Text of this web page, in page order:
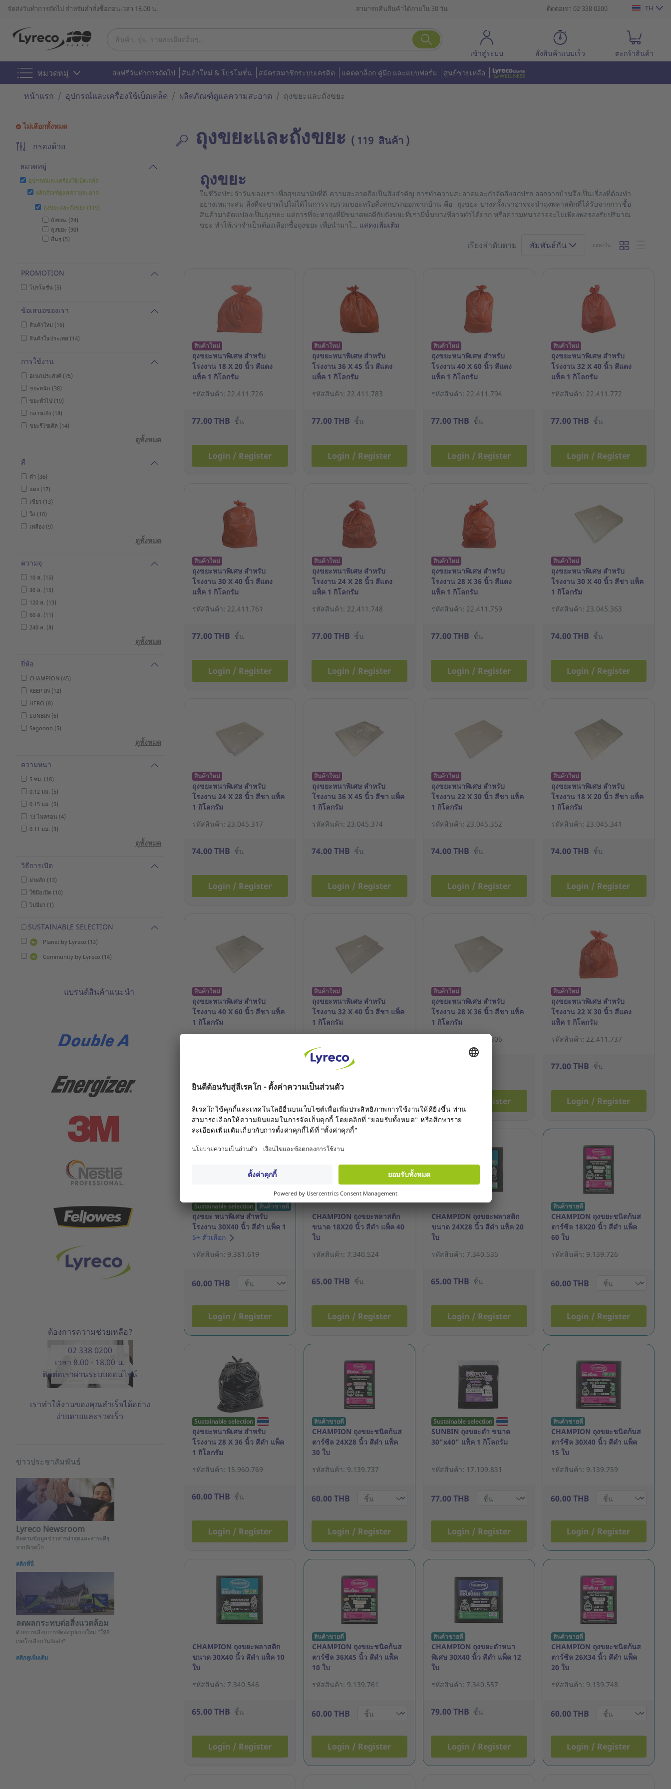
จัดส่งวันทำการถัดไป สำหรับคำสั่งซื้อก่อนเวลา 18.00 น. สามารถคืนสินค้าได้ภายใน 30 วัน ติดต่อเรา 02 338 0200 TH
เข้าสู่ระบบ สั่งสินค้าแบบเร็ว ตะกร้าสินค้า
หมวดหมู่ ส่งฟรีวันทำการถัดไป สินค้าใหม่ & โปรโมชั่น สมัครสมาชิกระบบเครดิต แคตตาล็อก คู่มือ และแบบฟอร์ม ศูนย์ช่วยเหลือ
หน้าแรก อุปกรณ์และเครื่องใช้เบ็ดเตล็ด ผลิตภัณฑ์ดูแลความสะอาด ถุงขยะและถังขยะ
ไม่เลือกทั้งหมด
กรองด้วย
หมวดหมู่
อุปกรณ์และเครื่องใช้เบ็ดเตล็ด
ผลิตภัณฑ์ดูแลความสะอาด
ถุงขยะและถังขยะ (119)
ถังขยะ (24)
ถุงขยะ (90)
อื่นๆ (5)
PROMOTION
โปรโมชั่น (5)
ข้อเสนอของเรา
สินค้าใหม่ (16)
สินค้าในประเทศ (14)
การใช้งาน
อเนกประสงค์ (75)
ขยะหนัก (38)
ขยะทั่วไป (19)
กลางแจ้ง (18)
ขยะรีไซเคิล (14)
ดูทั้งหมด
สี
ดำ (36)
แดง (17)
เขียว (13)
ใส (10)
เหลือง (9)
ดูทั้งหมด
ความจุ
10 ล. (15)
30 ล. (15)
120 ล. (13)
60 ล. (11)
240 ล. (8)
ดูทั้งหมด
ยี่ห้อ
CHAMPION (45)
KEEP IN (12)
HERO (8)
SUNBIN (6)
Sagoono (5)
ดูทั้งหมด
ความหนา
5 ซม. (18)
0.12 มม. (5)
0.15 มม. (5)
13 ไมครอน (4)
0.11 มม. (3)
ดูทั้งหมด
วิธีการเปิด
ฝาผลัก (13)
ใช้มือเปิด (10)
ไม่มีฝา (1)
SUSTAINABLE SELECTION
Planet by Lyreco (13)
Community by Lyreco (14)
แบรนด์สินค้าแนะนำ
ต้องการความช่วยเหลือ?
02 338 0200
เวลา 8.00 - 18.00 น.
ติดต่อเราผ่านระบบออนไลน์
เราทำให้งานของคุณสำเร็จได้อย่าง
ง่ายดายและรวดเร็ว
ข่าวประชาสัมพันธ์
Lyreco Newsroom
ติดตามข้อมูลข่าวสารล่าสุดและสาระดีๆ
จากลีเรคโก
คลิกที่นี่
ลดผลกระทบต่อสิ่งแวดล้อม
ด้วยการเลือกการจัดส่งรูปแบบใหม่ "ให้ลี
เรคโกเลือกวันจัดส่ง"
คลิกดูเพิ่มเติม
ถุงขยะและถังขยะ ( 119 สินค้า )
ถุงขยะ
ในชีวิตประจำวันของเรา เพื่อสุขอนามัยที่ดี ความสะอาดถือเป็นสิ่งสำคัญ การทำความสะอาดและกำจัดสิ่งสกปรก ออกจากบ้านจึงเป็นเรื่องที่ต้องทำ
อย่างเหมาะสม สิ่งที่จะขาดไปไม่ได้ในการรวบรวมขยะหรือสิ่งสกปรกออกจากบ้าน คือ ถุงขยะ บางครั้งเราอาจจะนำถุงพลาสติกที่ได้รับจากการซื้อ
สินค้ามาดัดแปลงเป็นถุงขยะ แต่การที่จะหาถุงที่มีขนาดพอดีกับถังขยะที่เรามีนั้นบางทีอาจทำได้ยาก หรือความหนาอาจจะไม่เพียงพอรองรับปริมาณ
ขยะ ทำให้เราจำเป็นต้องเลือกซื้อถุงขยะ เพื่อนำมาใ… แสดงเพิ่มเติม
เรียงลำดับตาม สัมพันธ์กัน แสดงใน :
สินค้าใหม่
ถุงขยะหนาพิเศษ สำหรับ
โรงงาน 18 X 20 นิ้ว สีแดง
แพ็ค 1 กิโลกรัม
รหัสสินค้า: 22.411.726
77.00 THB ชิ้น
Login / Register
สินค้าใหม่
ถุงขยะหนาพิเศษ สำหรับ
โรงงาน 36 X 45 นิ้ว สีแดง
แพ็ค 1 กิโลกรัม
รหัสสินค้า: 22.411.783
77.00 THB ชิ้น
Login / Register
สินค้าใหม่
ถุงขยะหนาพิเศษ สำหรับ
โรงงาน 40 X 60 นิ้ว สีแดง
แพ็ค 1 กิโลกรัม
รหัสสินค้า: 22.411.794
77.00 THB ชิ้น
Login / Register
สินค้าใหม่
ถุงขยะหนาพิเศษ สำหรับ
โรงงาน 32 X 40 นิ้ว สีแดง
แพ็ค 1 กิโลกรัม
รหัสสินค้า: 22.411.772
77.00 THB ชิ้น
Login / Register
สินค้าใหม่
ถุงขยะหนาพิเศษ สำหรับ
โรงงาน 30 X 40 นิ้ว สีแดง
แพ็ค 1 กิโลกรัม
รหัสสินค้า: 22.411.761
77.00 THB ชิ้น
Login / Register
สินค้าใหม่
ถุงขยะหนาพิเศษ สำหรับ
โรงงาน 24 X 28 นิ้ว สีแดง
แพ็ค 1 กิโลกรัม
รหัสสินค้า: 22.411.748
77.00 THB ชิ้น
Login / Register
สินค้าใหม่
ถุงขยะหนาพิเศษ สำหรับ
โรงงาน 28 X 36 นิ้ว สีแดง
แพ็ค 1 กิโลกรัม
รหัสสินค้า: 22.411.759
77.00 THB ชิ้น
Login / Register
สินค้าใหม่
ถุงขยะหนาพิเศษ สำหรับ
โรงงาน 30 X 40 นิ้ว สีชา แพ็ค
1 กิโลกรัม
รหัสสินค้า: 23.045.363
74.00 THB ชิ้น
Login / Register
สินค้าใหม่
ถุงขยะหนาพิเศษ สำหรับ
โรงงาน 24 X 28 นิ้ว สีชา แพ็ค
1 กิโลกรัม
รหัสสินค้า: 23.045.317
74.00 THB ชิ้น
Login / Register
สินค้าใหม่
ถุงขยะหนาพิเศษ สำหรับ
โรงงาน 36 X 45 นิ้ว สีชา แพ็ค
1 กิโลกรัม
รหัสสินค้า: 23.045.374
74.00 THB ชิ้น
Login / Register
สินค้าใหม่
ถุงขยะหนาพิเศษ สำหรับ
โรงงาน 22 X 30 นิ้ว สีชา แพ็ค
1 กิโลกรัม
รหัสสินค้า: 23.045.352
74.00 THB ชิ้น
Login / Register
สินค้าใหม่
ถุงขยะหนาพิเศษ สำหรับ
โรงงาน 18 X 20 นิ้ว สีชา แพ็ค
1 กิโลกรัม
รหัสสินค้า: 23.045.341
74.00 THB ชิ้น
Login / Register
สินค้าใหม่
ถุงขยะหนาพิเศษ สำหรับ
โรงงาน 40 X 60 นิ้ว สีชา แพ็ค
1 กิโลกรัม
สินค้าใหม่
ถุงขยะหนาพิเศษ สำหรับ
โรงงาน 32 X 40 นิ้ว สีชา แพ็ค
1 กิโลกรัม
74.00 THB ชิ้น
สินค้าใหม่
ถุงขยะหนาพิเศษ สำหรับ
โรงงาน 28 X 36 นิ้ว สีชา แพ็ค
1 กิโลกรัม
รหัสสินค้า: 23.045.306
Login / Register
สินค้าใหม่
ถุงขยะหนาพิเศษ สำหรับ
โรงงาน 22 X 30 นิ้ว สีแดง
แพ็ค 1 กิโลกรัม
รหัสสินค้า: 22.411.737
77.00 THB ชิ้น
Login / Register
Sustainable selection สินค้าขายดี
ถุงขยะ หนาพิเศษ สำหรับ
โรงงาน 30X40 นิ้ว สีดำ แพ็ค 1
กิโลกรัม
5+ ตัวเลือก
รหัสสินค้า: 9.381.619
60.00 THB
Login / Register
CHAMPION ถุงขยะพลาสติก
ขนาด 18X20 นิ้ว สีดำ แพ็ค 40
ใบ
รหัสสินค้า: 7.340.524
65.00 THB ชิ้น
Login / Register
CHAMPION ถุงขยะพลาสติก
ขนาด 24X28 นิ้ว สีดำ แพ็ค 20
ใบ
รหัสสินค้า: 7.340.535
65.00 THB ชิ้น
Login / Register
สินค้าขายดี
CHAMPION ถุงขยะชนิดก้นส
ตาร์ซีล 18X20 นิ้ว สีดำ แพ็ค
60 ใบ
รหัสสินค้า: 9.139.726
60.00 THB
Login / Register
Sustainable selection
ถุงขยะหนาพิเศษ สำหรับ
โรงงาน 28 X 36 นิ้ว สีดำ แพ็ค
1 กิโลกรัม
รหัสสินค้า: 15.960.769
60.00 THB ชิ้น
Login / Register
สินค้าขายดี
CHAMPION ถุงขยะชนิดก้นส
ตาร์ซีล 24X28 นิ้ว สีดำ แพ็ค
30 ใบ
รหัสสินค้า: 9.139.737
60.00 THB
Login / Register
Sustainable selection
SUNBIN ถุงขยะดำ ขนาด
30"x40" แพ็ค 1 กิโลกรัม
รหัสสินค้า: 17.109.831
77.00 THB
Login / Register
สินค้าขายดี
CHAMPION ถุงขยะชนิดก้นส
ตาร์ซีล 30X40 นิ้ว สีดำ แพ็ค
15 ใบ
รหัสสินค้า: 9.139.759
60.00 THB
Login / Register
CHAMPION ถุงขยะพลาสติก
ขนาด 30X40 นิ้ว สีดำ แพ็ค 10
ใบ
รหัสสินค้า: 7.340.546
65.00 THB ชิ้น
Login / Register
สินค้าขายดี
CHAMPION ถุงขยะชนิดก้นส
ตาร์ซีล 36X45 นิ้ว สีดำ แพ็ค
10 ใบ
รหัสสินค้า: 9.139.761
60.00 THB
Login / Register
สินค้าขายดี
CHAMPION ถุงขยะดำหนา
พิเศษ 30X40 นิ้ว สีดำ แพ็ค 12
ใบ
รหัสสินค้า: 7.340.557
79.00 THB ชิ้น
Login / Register
สินค้าขายดี
CHAMPION ถุงขยะชนิดก้นส
ตาร์ซีล 26X34 นิ้ว สีดำ แพ็ค
20 ใบ
รหัสสินค้า: 9.139.748
60.00 THB
Login / Register